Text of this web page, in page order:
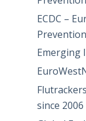
ECDC –
Emerging
since 2006